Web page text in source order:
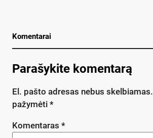
Komentarai
Parašykite komentarą
El. pašto adresas nebus skelbiamas.
pažymėti *
Komentaras *